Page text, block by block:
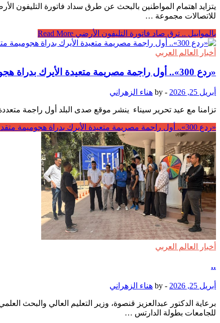
يتزايد اهتمام المواطنين بالبحث عن طرق سداد فاتورة التليفون
للاتصالات مجموعة …
بالموابيل .. ترق صاد فاتورة التليفون الأرضي
أخبار العالم العربي
«ردع 300».. أول راجمة مصريمة متعيدة الأيرك بدراة هجوميمة متقدمة | صور
أبريل 25, 2026 -
by هناء الزهراني
تزامنا مع عيد تحرير سيناء ينشر موقع صدى البلد أول راجمة متعددة الاعيرة “ردع 300″، في ظل مواصلة وزارة الإنتاج الحربي ترسيخ موقعها كأحد أعمدة القوة
«ردع 300».. أول راجمة مصريمة متعيدة الأيرك بدراة هجوميمة متقدمة | صور
أخبار العالم العربي
..
أبريل 25, 2026 -
by هناء الزهراني
برعاية الدكتور عبدالعزيز قنصوة، وزير التعليم العالي والبحث
للجامعات بطولة الدارتس …